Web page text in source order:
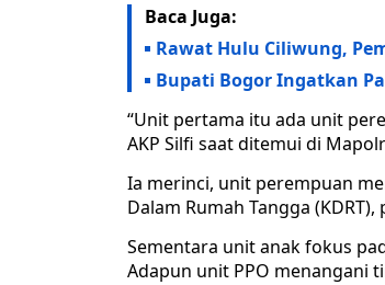
Baca Juga:
Rawat Hulu Ciliwung,
Bupati Bogor Ingatkan
“Unit pertama itu ada unit
AKP Silfi saat ditemui di
Ia merinci, unit perempuan
Dalam Rumah Tangga
Sementara unit anak fokus
Adapun unit PPO menangani